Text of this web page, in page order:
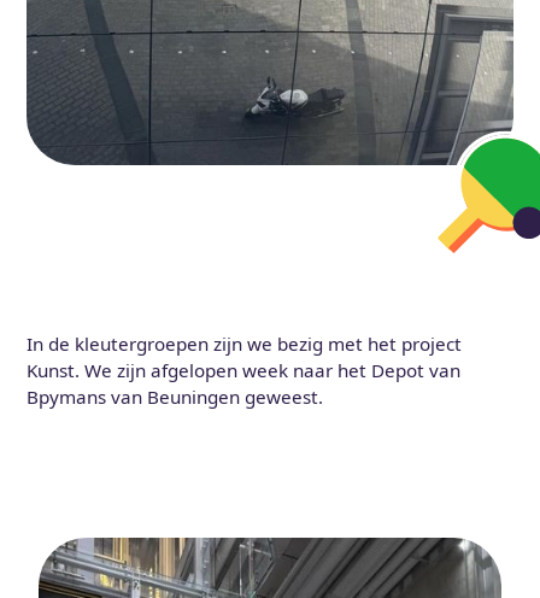
In de kleutergroepen zijn we bezig met het project
Kunst. We zijn afgelopen week naar het Depot van
Bpymans van Beuningen geweest.